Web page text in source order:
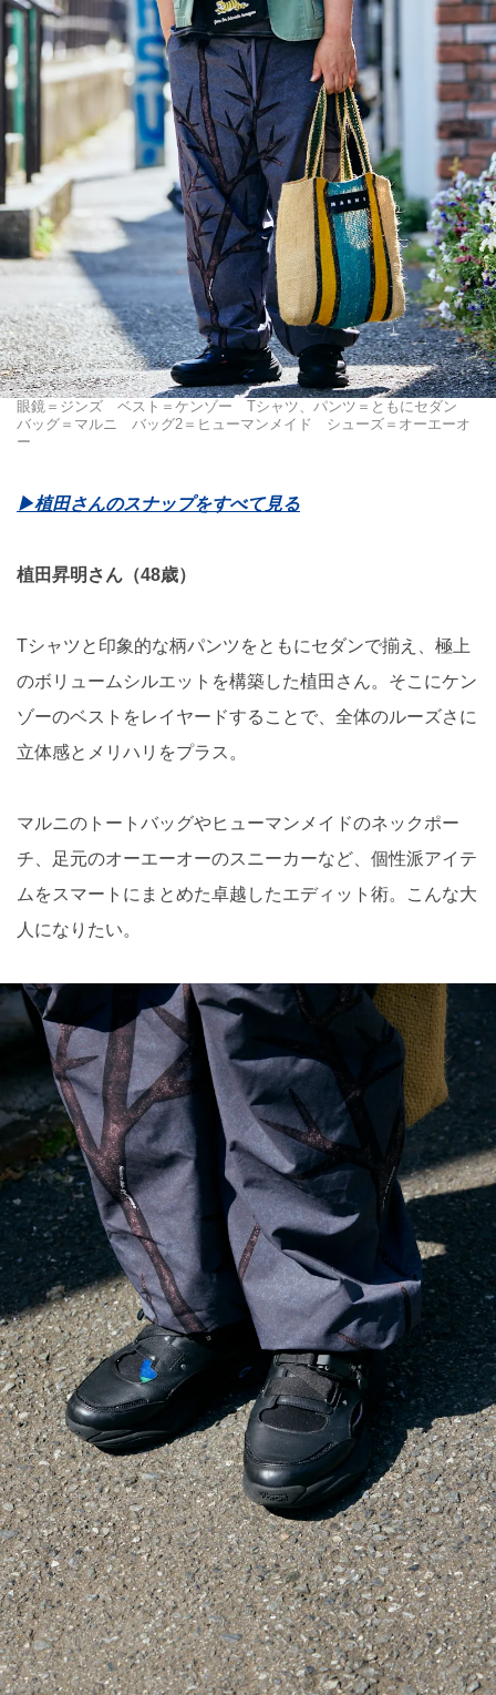
眼鏡＝ジンズ ベスト＝ケンゾー Tシャツ、パンツ＝ともにセダン
バッグ＝マルニ バッグ2＝ヒューマンメイド シューズ＝オーエーオ
ー
▶植田さんのスナップをすべて見る
植田昇明さん（48歳）
Tシャツと印象的な柄パンツをともにセダンで揃え、極上
のボリュームシルエットを構築した植田さん。そこにケン
ゾーのベストをレイヤードすることで、全体のルーズさに
立体感とメリハリをプラス。
マルニのトートバッグやヒューマンメイドのネックポー
チ、足元のオーエーオーのスニーカーなど、個性派アイテ
ムをスマートにまとめた卓越したエディット術。こんな大
人になりたい。